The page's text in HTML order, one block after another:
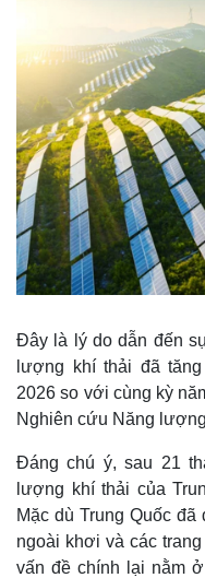
Đây là lý do dẫn đến
lượng khí thải đã
2026 so với cùng kỳ
Nghiên cứu Năng
Đáng chú ý, sau 21
lượng khí thải của
Mặc dù Trung Quốc
ngoài khơi và các
vấn đề chính lại nằm